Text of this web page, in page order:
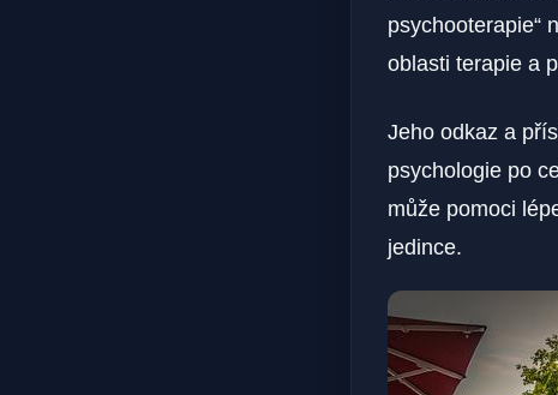
psychooterapie“
oblasti terapie a
Jeho odkaz a
psychologie po
může pomoci
jedince.